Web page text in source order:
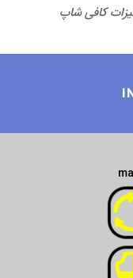
کافی شاپ